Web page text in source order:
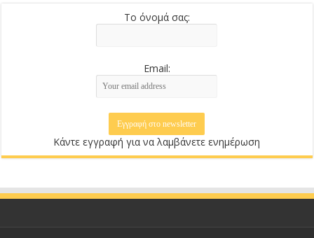
Το όνομά σας:
Email:
Κάντε εγγραφή για να λαμβάνετε ενημέρωση